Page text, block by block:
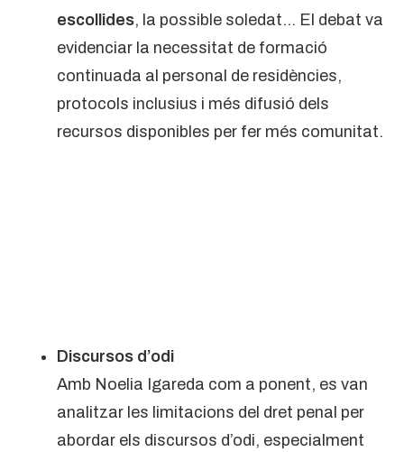
escollides, la possible soledat… El debat va
evidenciar la necessitat de formació
continuada al personal de residències,
protocols inclusius i més difusió dels
recursos disponibles per fer més comunitat.
Discursos d’odi
Amb Noelia Igareda com a ponent, es van
analitzar les limitacions del dret penal per
abordar els discursos d’odi, especialment